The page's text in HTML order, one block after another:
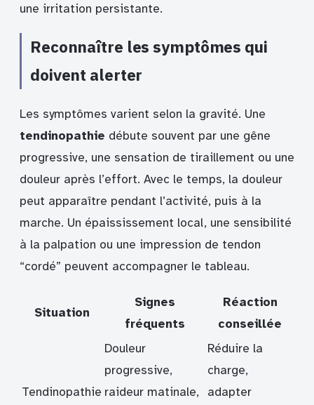
une irritation persistante.
Reconnaître les symptômes qui
doivent alerter
Les symptômes varient selon la gravité. Une
tendinopathie débute souvent par une gêne
progressive, une sensation de tiraillement ou une
douleur après l’effort. Avec le temps, la douleur
peut apparaître pendant l’activité, puis à la
marche. Un épaississement local, une sensibilité
à la palpation ou une impression de tendon
“cordé” peuvent accompagner le tableau.
Situation
Signes
fréquents
Réaction
conseillée
Tendinopathie
Douleur
progressive,
raideur matinale,
Réduire la
charge,
adapter